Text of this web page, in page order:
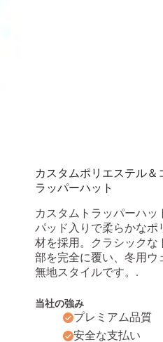
カスタムポリエステル＆
ラッパーハット
カスタムトラッパーハ
パッド入りで柔らかなポ
材を採用。クラシックな
部を完全に覆い、冬用ウ
無地スタイルです。.
当社の強み
プレミアム品質
安全な支払い